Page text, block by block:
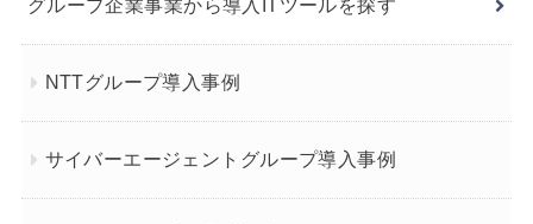
グループ企業事業から導入ITツールを探す
NTTグループ導入事例
サイバーエージェントグループ導入事例